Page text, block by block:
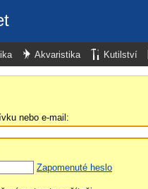
Akvaristika Kutilství
nebo e-mail:
Zapomenuté heslo